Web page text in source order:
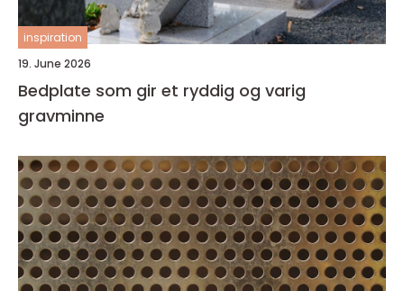
inspiration
19. June 2026
Bedplate som gir et ryddig og varig
gravminne